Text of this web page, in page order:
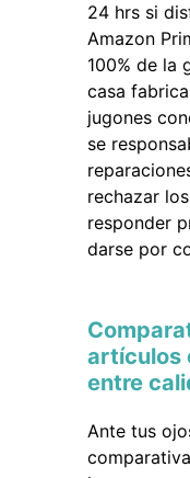
24 hrs si
Amazon
100% de la
casa
jugones
se
rechazar
responder
darse por
artículos
entre
Ante tus